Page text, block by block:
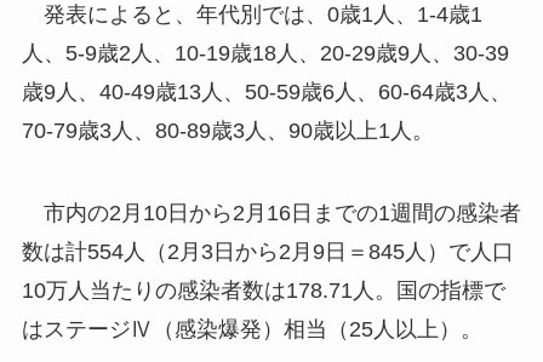
発表によると、年代別では、0歳1人、1-4歳1
人、5-9歳2人、10-19歳18人、20-29歳9人、30-39
歳9人、40-49歳13人、50-59歳6人、60-64歳3人、
70-79歳3人、80-89歳3人、90歳以上1人。
市内の2月10日から2月16日までの1週間の感染者
数は計554人（2月3日から2月9日＝845人）で人口
10万人当たりの感染者数は178.71人。国の指標で
はステージⅣ（感染爆発）相当（25人以上）。